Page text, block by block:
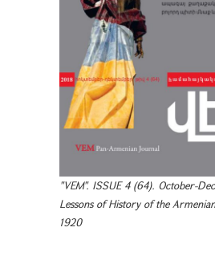
"VEM". ISSUE 4 (64). October-
Lessons of History of the
1920